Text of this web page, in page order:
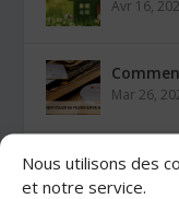
Nous utilisons des
et notre service.
Avr 16,
Mar 26,
Les
Jan 27, 2025